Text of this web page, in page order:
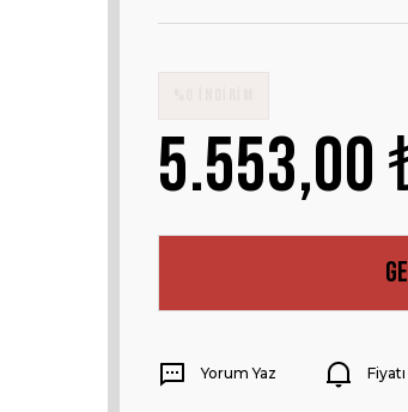
5.553,00
Yorum Yaz